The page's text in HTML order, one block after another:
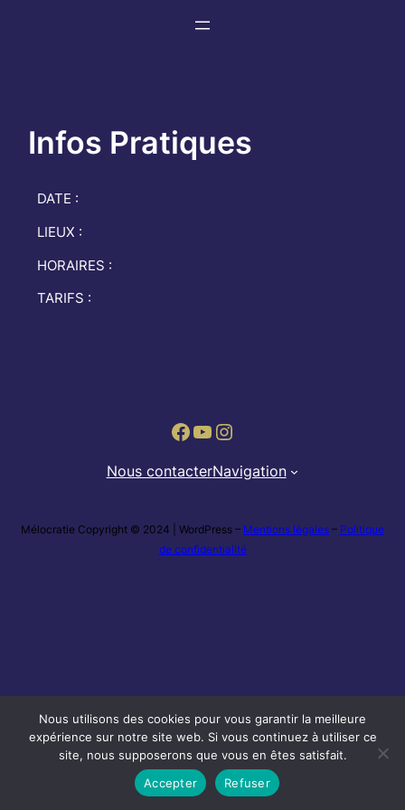
Infos Pratiques
DATE :
LIEUX :
HORAIRES :
TARIFS :
Facebook
YouTube
Instagram
Nous contacterNavigation
Mélocratie Copyright © 2024 | WordPress – Mentions légales – Politique
de confidentialité
Nous utilisons des cookies pour vous garantir la meilleure
expérience sur notre site web. Si vous continuez à utiliser ce
site, nous supposerons que vous en êtes satisfait.
Accepter
Refuser